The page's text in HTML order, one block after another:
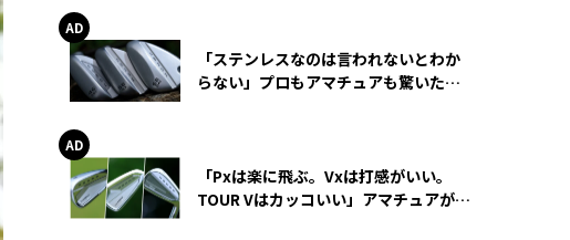
「ステンレスなのは言われないとわか
らない」プロもアマチュアも驚いた
「Pxは楽に飛ぶ。Vxは打感がいい。
TOUR Vはカッコいい」アマチュアが選